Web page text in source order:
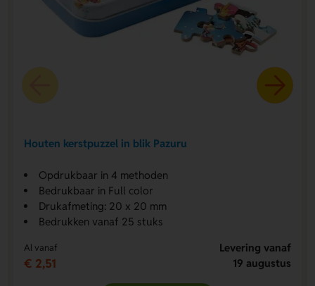
Houten kerstpuzzel in blik Pazuru
Opdrukbaar in 4 methoden
Bedrukbaar in Full color
Drukafmeting: 20 x 20 mm
Bedrukken vanaf 25 stuks
Al vanaf
€ 2,51
Levering vanaf
19 augustus